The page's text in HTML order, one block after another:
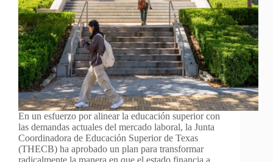
En un esfuerzo por alinear la educación superior con
las demandas actuales del mercado laboral, la Junta
Coordinadora de Educación Superior de Texas
(THECB) ha aprobado un plan para transformar
radicalmente la manera en que el estado financia a